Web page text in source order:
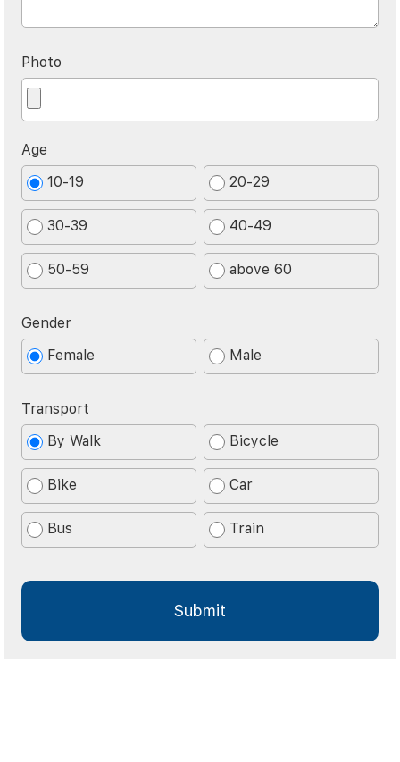
Photo
Age
10-19
20-29
30-39 40-49
50-59 above 60
Gender
Female
Male
Transport
By Walk
Bicycle
Bike Car
Bus Train